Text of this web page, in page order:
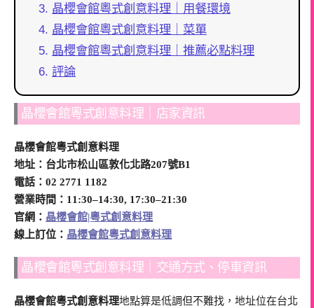
晶櫻會館粵式創意料理｜用餐環境
晶櫻會館粵式創意料理｜菜單
晶櫻會館粵式創意料理｜推薦必點料理
評論
晶櫻會館粵式創意料理｜店家資訊
晶櫻會館粵式創意料理
地址：台北市松山區敦化北路207號B1
電話：02 2771 1182
營業時間：11:30–14:30, 17:30–21:30
官網： 晶櫻會館|粵式創意料理
線上訂位： 晶櫻會館粵式創意料理
晶櫻會館粵式創意料理｜交通方式、停車資訊
晶櫻會館粵式創意料理地點算是低調但不難找，地址位在台北